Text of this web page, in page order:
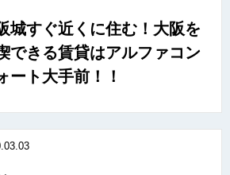
城すぐ近くに住む！大阪を
できる賃貸はアルファコン
ート大手前！！